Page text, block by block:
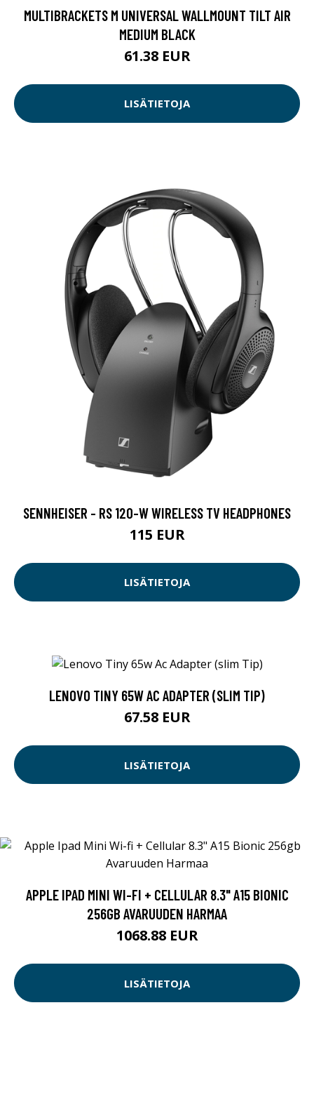
MULTIBRACKETS M UNIVERSAL WALLMOUNT TILT AIR
MEDIUM BLACK
61.38 EUR
LISÄTIETOJA
SENNHEISER - RS 120-W WIRELESS TV HEADPHONES
115 EUR
LISÄTIETOJA
LENOVO TINY 65W AC ADAPTER (SLIM TIP)
67.58 EUR
LISÄTIETOJA
APPLE IPAD MINI WI-FI + CELLULAR 8.3" A15 BIONIC
256GB AVARUUDEN HARMAA
1068.88 EUR
LISÄTIETOJA